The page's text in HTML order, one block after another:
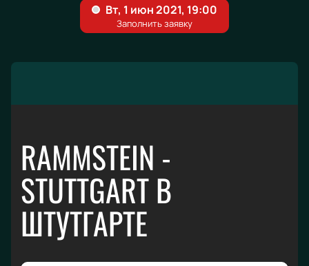
RAMMSTEIN -
STUTTGART В
ШТУТГАРТЕ